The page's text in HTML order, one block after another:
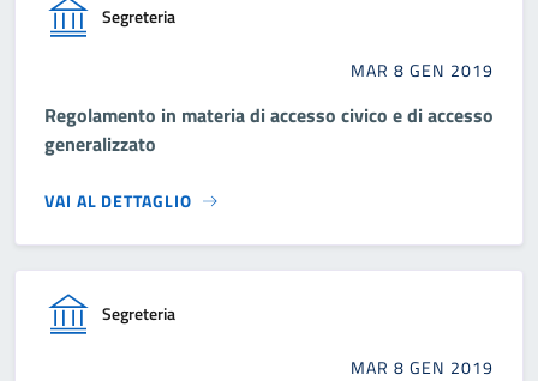
Segreteria
MAR 8 GEN 2019
Regolamento in materia di accesso civico e di accesso
generalizzato
VAI AL DETTAGLIO
Segreteria
MAR 8 GEN 2019